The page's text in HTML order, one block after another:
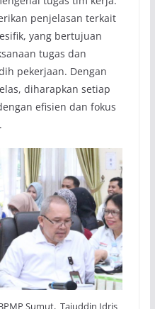
penjelasan terkait
yang bertujuan
tugas dan
pekerjaan. Dengan
diharapkan setiap
efisien dan fokus
Sumut, Tajuddin Idris